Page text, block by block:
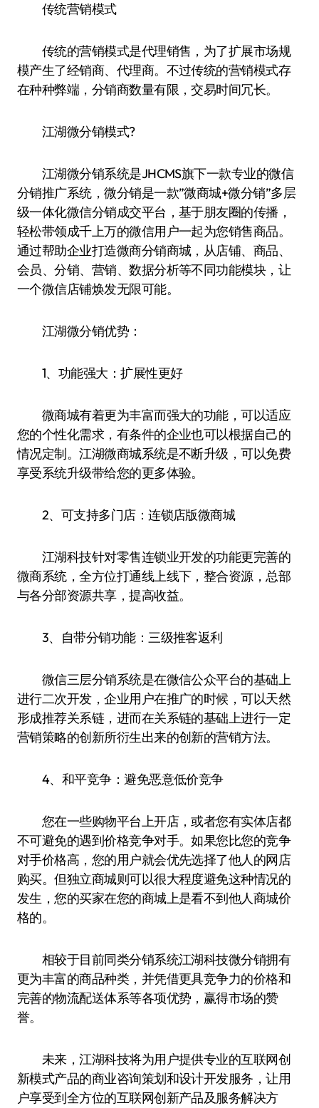
传统营销模式
传统的营销模式是代理销售，为了扩展市场规
模产生了经销商、代理商。不过传统的营销模式存
在种种弊端，分销商数量有限，交易时间冗长。
江湖微分销模式?
江湖微分销系统是JHCMS旗下一款专业的微信
分销推广系统，微分销是一款”微商城+微分销”多层
级一体化微信分销成交平台，基于朋友圈的传播，
轻松带领成千上万的微信用户一起为您销售商品。
通过帮助企业打造微商分销商城，从店铺、商品、
会员、分销、营销、数据分析等不同功能模块，让
一个微信店铺焕发无限可能。
江湖微分销优势：
1、功能强大：扩展性更好
微商城有着更为丰富而强大的功能，可以适应
您的个性化需求，有条件的企业也可以根据自己的
情况定制。江湖微商城系统是不断升级，可以免费
享受系统升级带给您的更多体验。
2、可支持多门店：连锁店版微商城
江湖科技针对零售连锁业开发的功能更完善的
微商系统，全方位打通线上线下，整合资源，总部
与各分部资源共享，提高收益。
3、自带分销功能：三级推客返利
微信三层分销系统是在微信公众平台的基础上
进行二次开发，企业用户在推广的时候，可以天然
形成推荐关系链，进而在关系链的基础上进行一定
营销策略的创新所衍生出来的创新的营销方法。
4、和平竞争：避免恶意低价竞争
您在一些购物平台上开店，或者您有实体店都
不可避免的遇到价格竞争对手。如果您比您的竞争
对手价格高，您的用户就会优先选择了他人的网店
购买。但独立商城则可以很大程度避免这种情况的
发生，您的买家在您的商城上是看不到他人商城价
格的。
相较于目前同类分销系统江湖科技微分销拥有
更为丰富的商品种类，并凭借更具竞争力的价格和
完善的物流配送体系等各项优势，赢得市场的赞
誉。
未来，江湖科技将为用户提供专业的互联网创
新模式产品的商业咨询策划和设计开发服务，让用
户享受到全方位的互联网创新产品及服务解决方